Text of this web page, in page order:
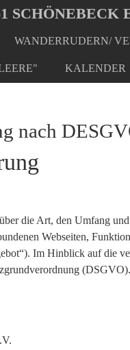
SCHÖNEBECK
WANDERRUDERN/
KALENDER
nach
die Art, den Umfang
Webseiten,
Im Hinblick auf die
(DSGVO).